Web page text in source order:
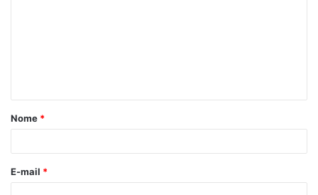
á
r
*
Nome *
E-mail *